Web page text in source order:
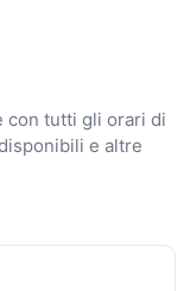
con tutti gli orari di
e altre